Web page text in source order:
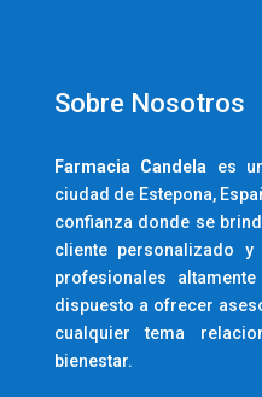
Sobre Nosotros
Farmacia Candela es
ciudad de Estepona,
confianza donde se
cliente personalizado
profesionales
dispuesto a ofrecer
cualquier tema
bienestar.